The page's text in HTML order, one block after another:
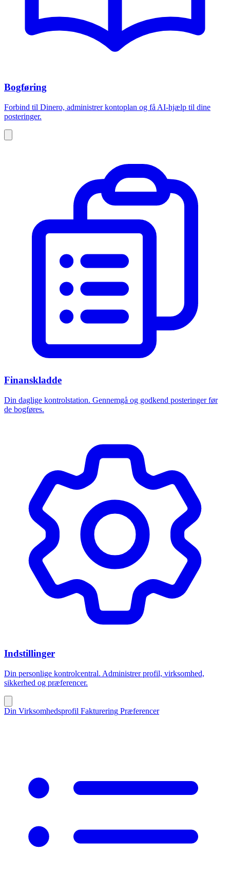
Bogføring
Forbind til Dinero, administrer kontoplan og få AI-hjælp til dine
posteringer.
Finanskladde
Din daglige kontrolstation. Gennemgå og godkend posteringer før
de bogføres.
Indstillinger
Din personlige kontrolcentral. Administrer profil, virksomhed,
sikkerhed og præferencer.
Din Virksomhedsprofil Fakturering Præferencer